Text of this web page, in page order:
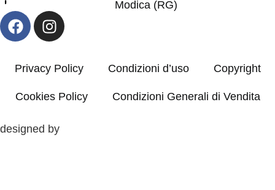
Modica (RG)
Privacy Policy Condizioni d’uso Copyright
Cookies Policy Condizioni Generali di Vendita
designed by